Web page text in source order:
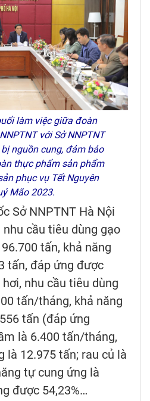
làm việc giữa đoàn
với Sở NNPTNT
nguồn cung, đảm bảo
thực phẩm sản phẩm
phục vụ Tết Nguyên
Mão 2023.
Sở NNPTNT Hà Nội
nhu cầu tiêu dùng gạo
tấn, khả năng
tấn, đáp ứng được
nhu cầu tiêu dùng
tấn/tháng, khả năng
tấn (đáp ứng
là 6.400 tấn/tháng,
là 12.975 tấn; rau củ là
tự cung ứng là
được 54,23%…